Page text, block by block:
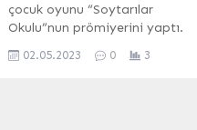
çocuk oyunu “Soytarılar
Okulu”nun prömiyerini yaptı.
ilgiyle izledi. İZMİR (İGFA) –
02.05.2023 0 3